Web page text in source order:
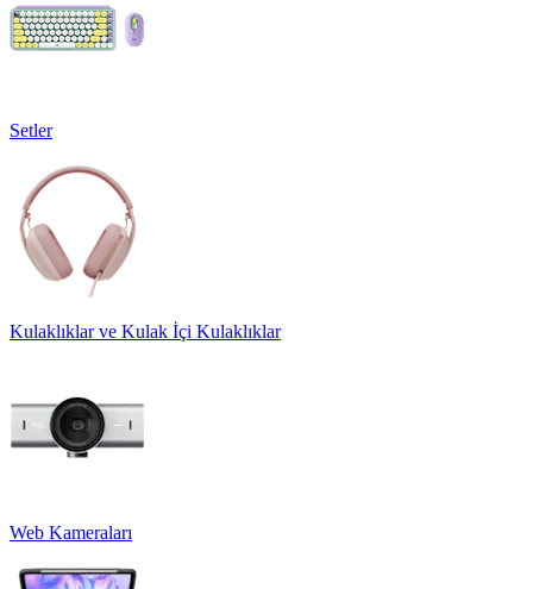
Setler
Kulaklıklar ve Kulak İçi Kulaklıklar
Web Kameraları